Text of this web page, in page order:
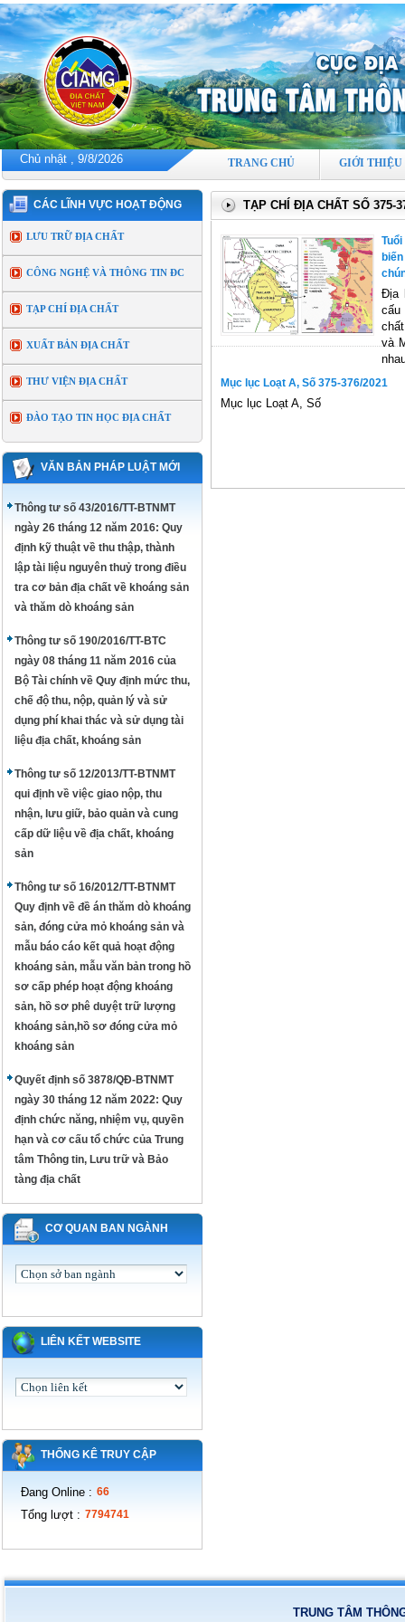
Chủ nhật , 9/8/2026 TRANG CHỦ GIỚI THIỆU
CÁC LĨNH VỰC HOẠT ĐỘNG
LƯU TRỮ ĐỊA CHẤT
CÔNG NGHỆ VÀ THÔNG TIN ĐC
TẠP CHÍ ĐỊA CHẤT
XUẤT BẢN ĐỊA CHẤT
THƯ VIỆN ĐỊA CHẤT
ĐÀO TẠO TIN HỌC ĐỊA CHẤT
VĂN BẢN PHÁP LUẬT MỚI
Thông tư số 43/2016/TT-BTNMT
ngày 26 tháng 12 năm 2016: Quy
định kỹ thuật về thu thập, thành
lập tài liệu nguyên thuỷ trong điều
tra cơ bản địa chất về khoáng sản
và thăm dò khoáng sản
Thông tư số 190/2016/TT-BTC
ngày 08 tháng 11 năm 2016 của
Bộ Tài chính về Quy định mức thu,
chế độ thu, nộp, quản lý và sử
dụng phí khai thác và sử dụng tài
liệu địa chất, khoáng sản
Thông tư số 12/2013/TT-BTNMT
qui định về việc giao nộp, thu
nhận, lưu giữ, bảo quản và cung
cấp dữ liệu về địa chất, khoáng
sản
Thông tư số 16/2012/TT-BTNMT
Quy định về đề án thăm dò khoáng
sản, đóng cửa mỏ khoáng sản và
mẫu báo cáo kết quả hoạt động
khoáng sản, mẫu văn bản trong hồ
sơ cấp phép hoạt động khoáng
sản, hồ sơ phê duyệt trữ lượng
khoáng sản,hồ sơ đóng cửa mỏ
khoáng sản
Quyết định số 3878/QĐ-BTNMT
ngày 30 tháng 12 năm 2022: Quy
định chức năng, nhiệm vụ, quyền
hạn và cơ cấu tổ chức của Trung
tâm Thông tin, Lưu trữ và Bảo
tàng địa chất
CƠ QUAN BAN NGÀNH
LIÊN KẾT WEBSITE
THỐNG KÊ TRUY CẬP
Đang Online : 66
Tổng lượt : 7794741
TẠP CHÍ ĐỊA CHẤT SỐ 375-
Địa
cấu
và
Mục lục Loạt A, Số 375-376/2021
Mục lục Loạt A, Số
TRUNG TÂM